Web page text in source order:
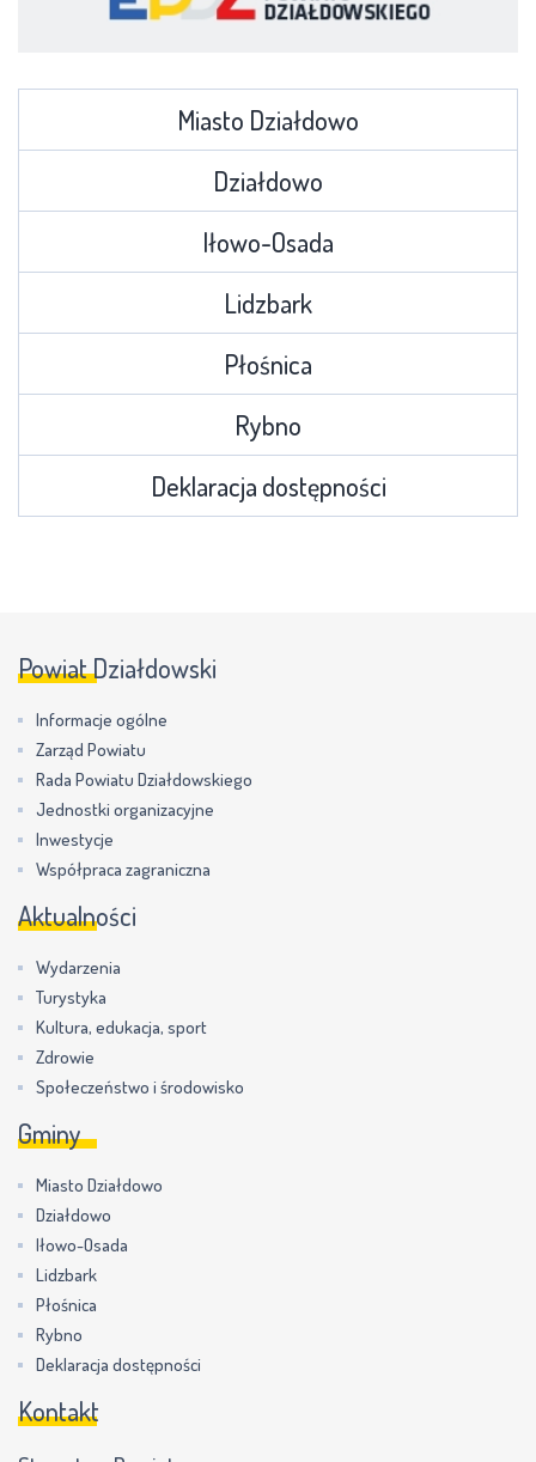
Miasto Działdowo
Działdowo
Iłowo-Osada
Lidzbark
Płośnica
Rybno
Deklaracja dostępności
Powiat Działdowski
Informacje ogólne
Zarząd Powiatu
Rada Powiatu Działdowskiego
Jednostki organizacyjne
Inwestycje
Współpraca zagraniczna
Aktualności
Wydarzenia
Turystyka
Kultura, edukacja, sport
Zdrowie
Społeczeństwo i środowisko
Gminy
Miasto Działdowo
Działdowo
Iłowo-Osada
Lidzbark
Płośnica
Rybno
Deklaracja dostępności
Kontakt